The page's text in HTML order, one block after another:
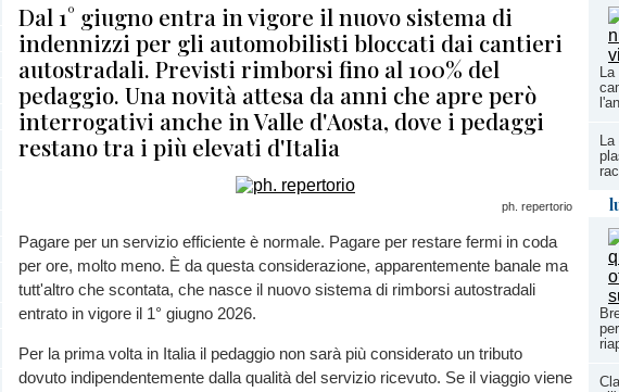
Dal 1° giugno entra in vigore il nuovo sistema di
indennizzi per gli automobilisti bloccati dai cantieri
autostradali. Previsti rimborsi fino al 100% del
pedaggio. Una novità attesa da anni che apre però
interrogativi anche in Valle d'Aosta, dove i pedaggi
restano tra i più elevati d'Italia
ph. repertorio
Pagare per un servizio efficiente è normale. Pagare per restare fermi in coda
per ore, molto meno. È da questa considerazione, apparentemente banale ma
tutt'altro che scontata, che nasce il nuovo sistema di rimborsi autostradali
entrato in vigore il 1° giugno 2026.
Per la prima volta in Italia il pedaggio non sarà più considerato un tributo
dovuto indipendentemente dalla qualità del servizio ricevuto. Se il viaggio viene